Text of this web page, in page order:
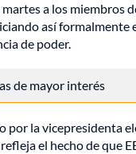
a los miembros
así formalmente
de poder.
de mayor interés
la vicepresidenta
el hecho de que